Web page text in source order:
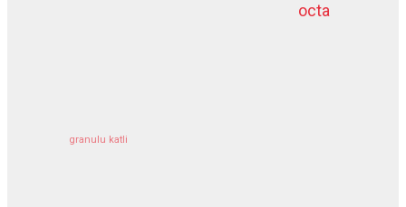
octa
granulu katli
dziļurbums